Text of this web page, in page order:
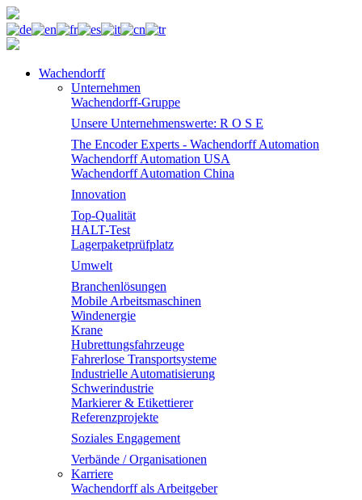
Wachendorff
Unternehmen
Wachendorff-Gruppe
Unsere Unternehmenswerte: R O S E
The Encoder Experts - Wachendorff Automation
Wachendorff Automation USA
Wachendorff Automation China
Innovation
Top-Qualität
HALT-Test
Lagerpaketprüfplatz
Umwelt
Branchenlösungen
Mobile Arbeitsmaschinen
Windenergie
Krane
Hubrettungsfahrzeuge
Fahrerlose Transportsysteme
Industrielle Automatisierung
Schwerindustrie
Markierer & Etikettierer
Referenzprojekte
Soziales Engagement
Verbände / Organisationen
Karriere
Wachendorff als Arbeitgeber